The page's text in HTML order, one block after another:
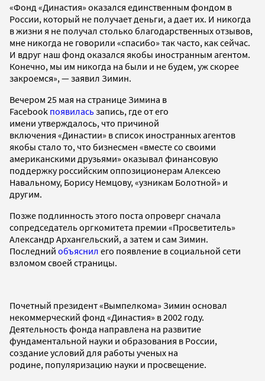
«Фонд «Династия» оказался единственным фондом в
России, который не получает деньги, а дает их. И никогда
в жизни я не получал столько благодарственных отзывов,
мне никогда не говорили «спасибо» так часто, как сейчас.
И вдруг наш фонд оказался якобы иностранным агентом.
Конечно, мы им никогда на были и не будем, уж скорее
закроемся», — заявил Зимин.
Вечером 25 мая на странице Зимина в
Facebook появиласьзапись, где от его
имени утверждалось, что причиной
включения «Династии» в список иностранных агентов
якобы стало то, что бизнесмен «вместе со своими
американскими друзьями» оказывал финансовую
поддержку российским оппозиционерам Алексею
Навальному, Борису Немцову, «узникам Болотной» и
другим.
Позже подлинность этого поста опроверг сначала
сопредседатель оргкомитета премии «Просветитель»
Александр Архангельский, а затем и сам Зимин.
Последний объяснил его появление в социальной сети
взломом своей страницы.
Почетный президент «Вымпелкома» Зимин основал
некоммерческий фонд «Династия» в 2002 году.
Деятельность фонда направлена на развитие
фундаментальной науки и образования в России,
создание условий для работы ученых на
родине, популяризацию науки и просвещение.